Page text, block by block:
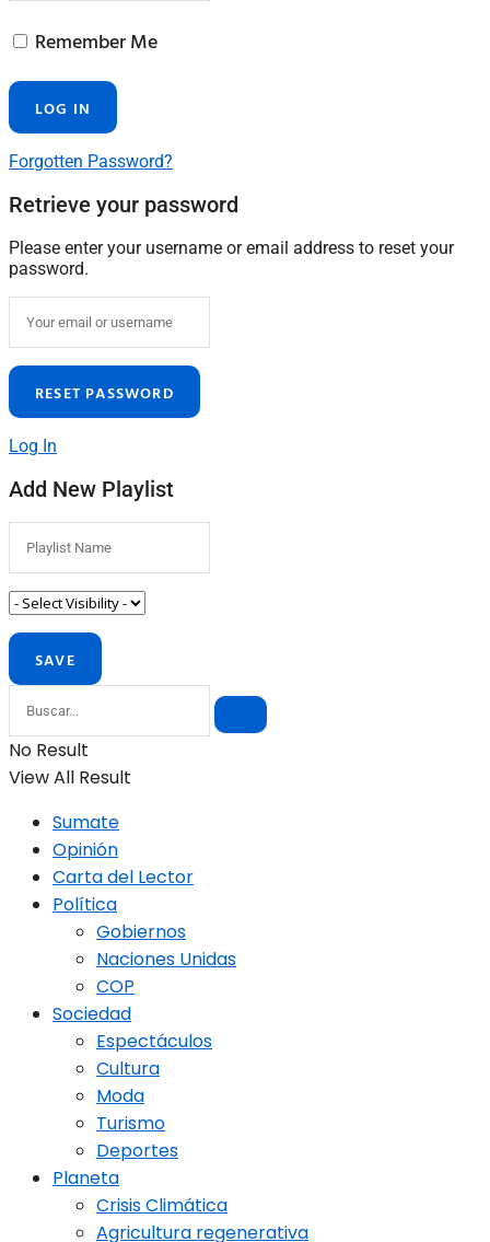
Remember Me
Forgotten Password?
Retrieve your password
Please enter your username or email address to reset your
password.
Log In
Add New Playlist
No Result
View All Result
Sumate
Opinión
Carta del Lector
Política
Gobiernos
Naciones Unidas
COP
Sociedad
Espectáculos
Cultura
Moda
Turismo
Deportes
Planeta
Crisis Climática
Agricultura regenerativa